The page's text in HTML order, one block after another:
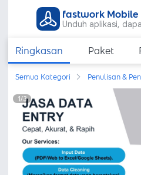
fastwork Mobile
Unduh aplikasi,
Ringkasan Paket
Semua Kategori Penulisan &
1/3